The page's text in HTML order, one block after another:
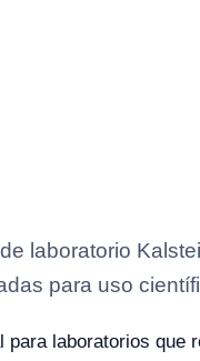
laboratorio
para uso
para laboratorios que